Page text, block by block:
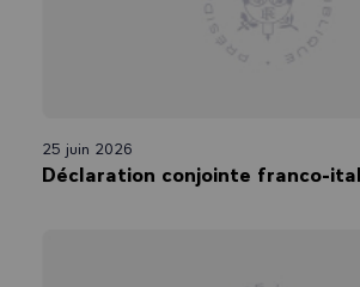
25 juin 2026
Déclaration conjointe franco-